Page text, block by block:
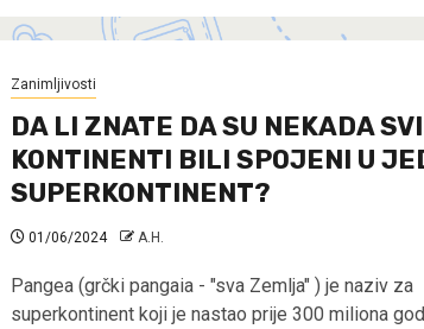
Zanimljivosti
DA LI ZNATE DA SU NEKADA SVI
KONTINENTI BILI SPOJENI U
SUPERKONTINENT?
01/06/2024 A.H.
Pangea (grčki pangaia - "sva Zemlja" ) je naziv za
superkontinent koji je nastao prije 300 miliona